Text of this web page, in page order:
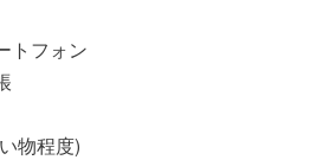
トフォン
物程度)